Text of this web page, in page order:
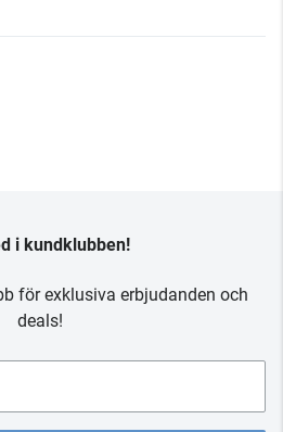
i kundklubben!
för exklusiva erbjudanden och
deals!